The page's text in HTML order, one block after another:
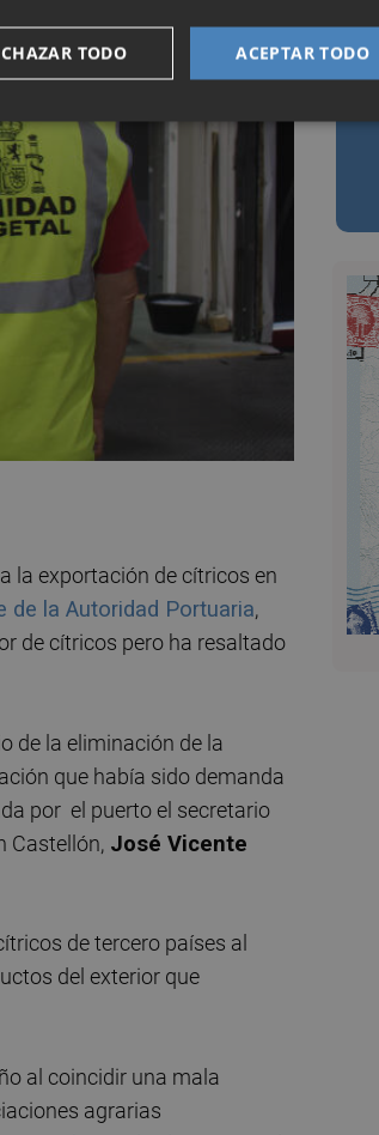
a la exportación de cítricos en
de la Autoridad Portuaria,
de cítricos pero ha resaltado
de la eliminación de la
que había sido demanda
por el puerto el secretario
Castellón, José Vicente
de tercero países al
del exterior que
al coincidir una mala
agrarias
ACEPTAR TODO
TODO